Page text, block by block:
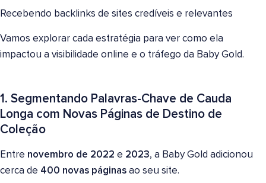
Recebendo backlinks de sites credíveis e relevantes
Vamos explorar cada estratégia para ver como ela
impactou a visibilidade online e o tráfego da Baby Gold.
1. Segmentando Palavras-Chave de Cauda
Longa com Novas Páginas de Destino de
Coleção
Entre novembro de 2022 e 2023, a Baby Gold adicionou
cerca de 400 novas páginas ao seu site.